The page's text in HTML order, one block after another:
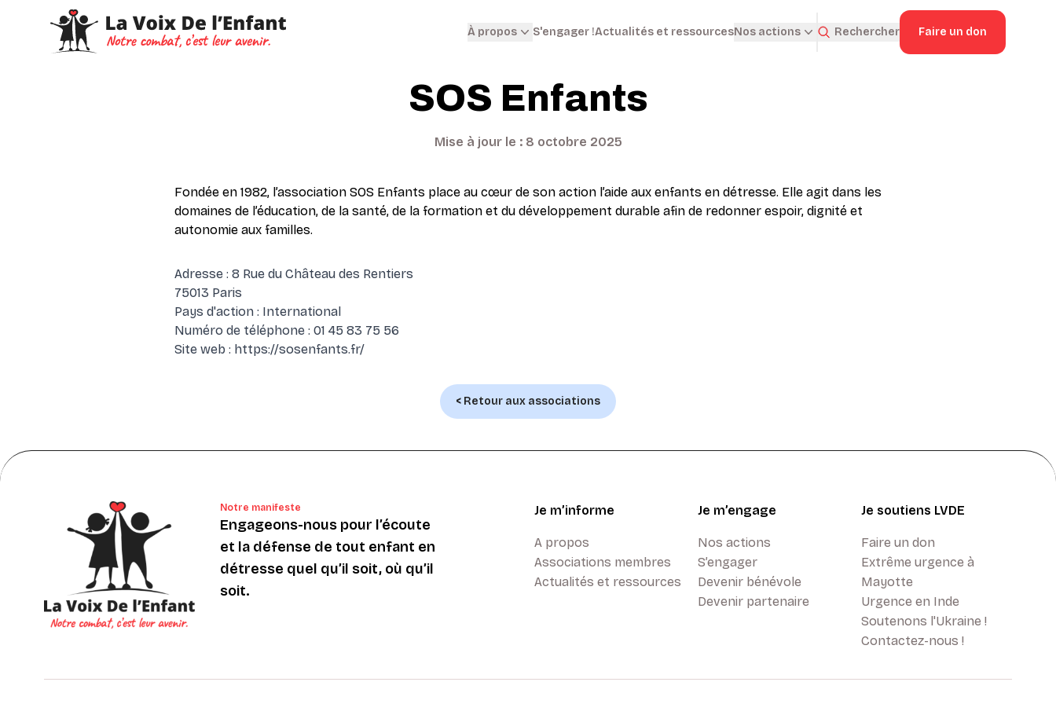
À propos S'engager !Actualités et ressourcesNos actions Rechercher Faire un don
SOS Enfants
Mise à jour le : 8 octobre 2025
Fondée en 1982, l’association SOS Enfants place au cœur de son action l’aide aux enfants en détresse. Elle agit dans les
domaines de l’éducation, de la santé, de la formation et du développement durable afin de redonner espoir, dignité et
autonomie aux familles.
Adresse : 8 Rue du Château des Rentiers
75013 Paris
Pays d'action : International
Numéro de téléphone : 01 45 83 75 56
Site web : https://sosenfants.fr/
< Retour aux associations
Notre manifeste
Engageons-nous pour l’écoute
et la défense de tout enfant en
détresse quel qu’il soit, où qu’il
soit.
Je m’informe
A propos
Associations membres
Actualités et ressources
Je m’engage
Nos actions
S’engager
Devenir bénévole
Devenir partenaire
Je soutiens LVDE
Faire un don
Extrême urgence à
Mayotte
Urgence en Inde
Soutenons l'Ukraine !
Contactez-nous !